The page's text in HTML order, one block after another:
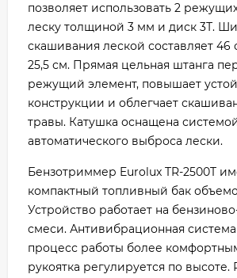
позволяет использовать 2
леску толщиной 3 мм и диск 3Т.
скашивания леской составляет 46
25,5 см. Прямая цельная штанга
режущий элемент, повышает
конструкции и облегчает
травы. Катушка оснащена
автоматического выброса лески.
Бензотриммер Eurolux TR-2500T
компактный топливный бак
Устройство работает на
смеси. Антивибрационная
процесс работы более
рукоятка регулируется по